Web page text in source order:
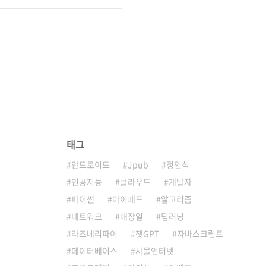
태그
안드로이드 Jpub
정인식
인공지능
클라우드
개발자
파이썬
아이패드
알고리즘
네트워크
배장열
딥러닝
라즈베리파이
챗GPT
자바스크립트
데이터베이스
사물인터넷